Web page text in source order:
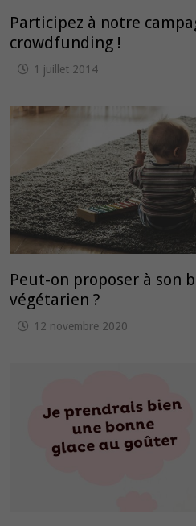
Participez à notre
crowdfunding !
1 juillet 2014
Peut-on proposer à son
végétarien ?
12 novembre 2020